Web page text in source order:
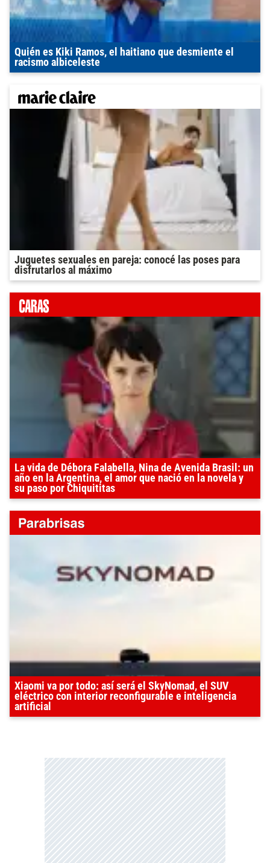
Quién es Kiki Ramos, el haitiano que desmiente el
racismo albiceleste
Juguetes sexuales en pareja: conocé las poses para
disfrutarlos al máximo
La vida de Débora Falabella, Nina de Avenida Brasil: un
año en la Argentina, el amor que nació en la novela y
su paso por Chiquititas
Xiaomi va por todo: así será el SkyNomad, el SUV
eléctrico con interior reconfigurable e inteligencia
artificial